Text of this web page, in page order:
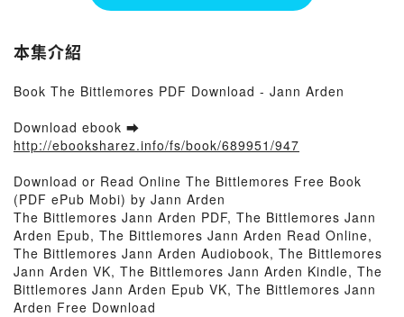
本集介紹
Book The Bittlemores PDF Download - Jann Arden
Download ebook ➡
http://ebooksharez.info/fs/book/689951/947
Download or Read Online The Bittlemores Free Book
(PDF ePub Mobi) by Jann Arden
The Bittlemores Jann Arden PDF, The Bittlemores Jann
Arden Epub, The Bittlemores Jann Arden Read Online,
The Bittlemores Jann Arden Audiobook, The Bittlemores
Jann Arden VK, The Bittlemores Jann Arden Kindle, The
Bittlemores Jann Arden Epub VK, The Bittlemores Jann
Arden Free Download